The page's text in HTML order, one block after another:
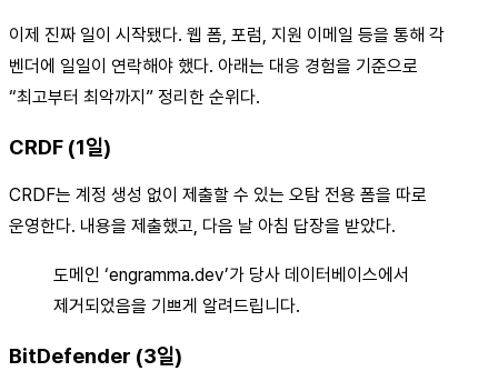
이제 진짜 일이 시작됐다. 웹 폼, 포럼, 지원 이메일 등을 통해 각
벤더에 일일이 연락해야 했다. 아래는 대응 경험을 기준으로
“최고부터 최악까지” 정리한 순위다.
CRDF (1일)
CRDF는 계정 생성 없이 제출할 수 있는 오탐 전용 폼을 따로
운영한다. 내용을 제출했고, 다음 날 아침 답장을 받았다.
도메인 ‘engramma.dev’가 당사 데이터베이스에서
제거되었음을 기쁘게 알려드립니다.
BitDefender (3일)